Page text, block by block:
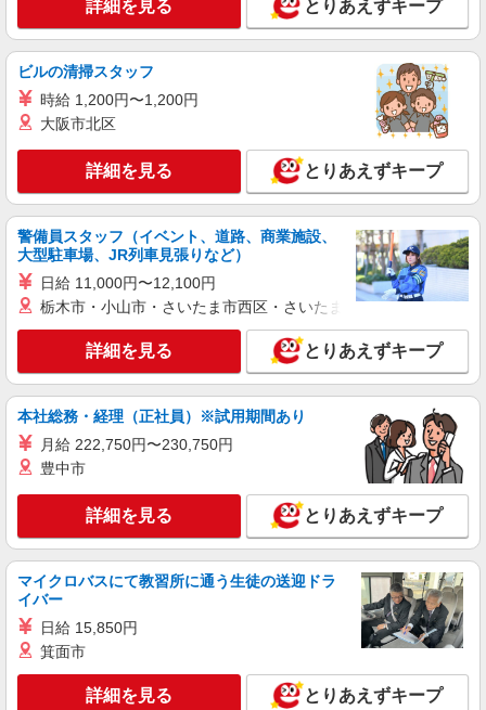
＜八代市＞デイサービスSTAFF＊16時退社
もOK！子育て世代活躍中
時給1450円〜2062円 ＜日払い有/週払い有/交
通費全支給(ガソリン代含む)＞
八代市内/交通費支給
キープ 詳細を見る
派遣社員
株式会社kotrio /●KM-H-2158874
NEW
デイサービスSTAFF＊日払いOK！推し活の
軍資金も即ゲット◎
時給1450円〜2062円 ＜日払い有/週払い有/交
通費全支給(ガソリン代含む)＞
八代市内/交通費支給
キープ 詳細を見る
派遣社員
株式会社kotrio /●KM-H-2162011
NEW
八代市＊高時給のサ高住STAFF☆生活ケアや
時給1450円〜2062円 ＜日払い有/週払い有/交
通費全支給(ガソリン代含む)＞
八代市内/交通費支給
キープ 詳細を見る
派遣社員
株式会社kotrio /●KM-H-2160925
NEW
詳細を見る とりあえずキープ
ビルの清掃スタッフ
時給 1,200円〜1,200円
大阪市北区
詳細を見る とりあえずキープ
警備員スタッフ（イベント、道路、商業施設、
大型駐車場、JR列車見張りなど）
日給 11,000円〜12,100円
栃木市・小山市・さいたま市西区・さいたま市岩槻区・久喜市・
詳細を見る とりあえずキープ
本社総務・経理（正社員）※試用期間あり
月給 222,750円〜230,750円
豊中市
詳細を見る とりあえずキープ
マイクロバスにて教習所に通う生徒の送迎ドラ
イバー
日給 15,850円
箕面市
詳細を見る とりあえずキープ